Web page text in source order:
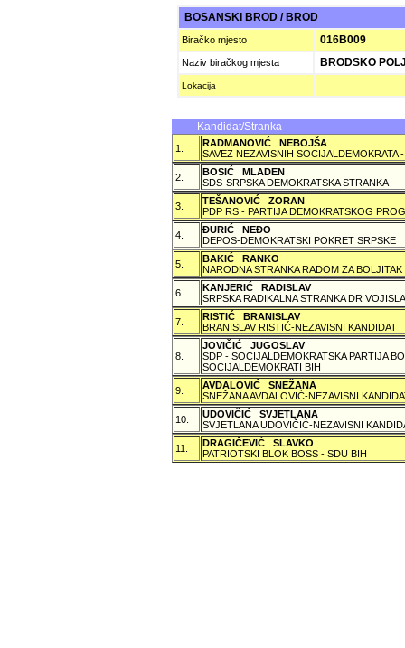
BOSANSKI BROD / BROD
Biračko mjesto 016B009
Naziv biračkog mjesta BRODSKO
Lokacija
Kandidat/Stranka
1.
RADMANOVIĆ NEBOJŠA
SAVEZ NEZAVISNIH SOCIJALDEMOKRATA
2.
BOSIĆ MLADEN
SDS-SRPSKA DEMOKRATSKA STRANKA
3.
TEŠANOVIĆ ZORAN
PDP RS - PARTIJA DEMOKRATSKOG
4.
ÐURIĆ NEÐO
DEPOS-DEMOKRATSKI POKRET SRPSKE
5.
BAKIĆ RANKO
NARODNA STRANKA RADOM ZA BOLJITAK
6.
KANJERIĆ RADISLAV
SRPSKA RADIKALNA STRANKA DR
7.
RISTIĆ BRANISLAV
BRANISLAV RISTIĆ-NEZAVISNI KANDIDAT
8.
JOVIČIĆ JUGOSLAV
SDP - SOCIJALDEMOKRATSKA PARTIJA
SOCIJALDEMOKRATI BIH
9.
AVDALOVIĆ SNEŽANA
SNEŽANA AVDALOVIĆ-NEZAVISNI
10.
UDOVIČIĆ SVJETLANA
SVJETLANA UDOVIČIĆ-NEZAVISNI
11.
DRAGIČEVIĆ SLAVKO
PATRIOTSKI BLOK BOSS - SDU BIH